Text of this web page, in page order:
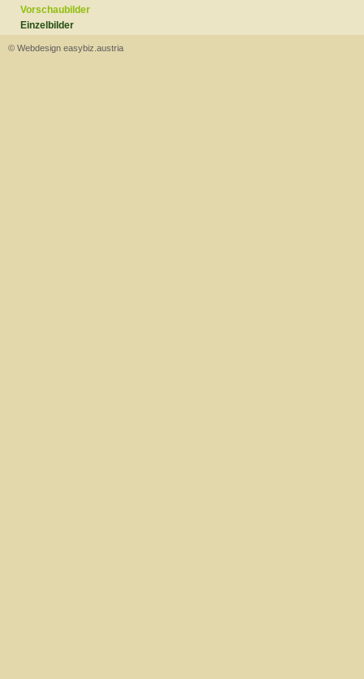
Vorschaubilder
Einzelbilder
© Webdesign easybiz.austria